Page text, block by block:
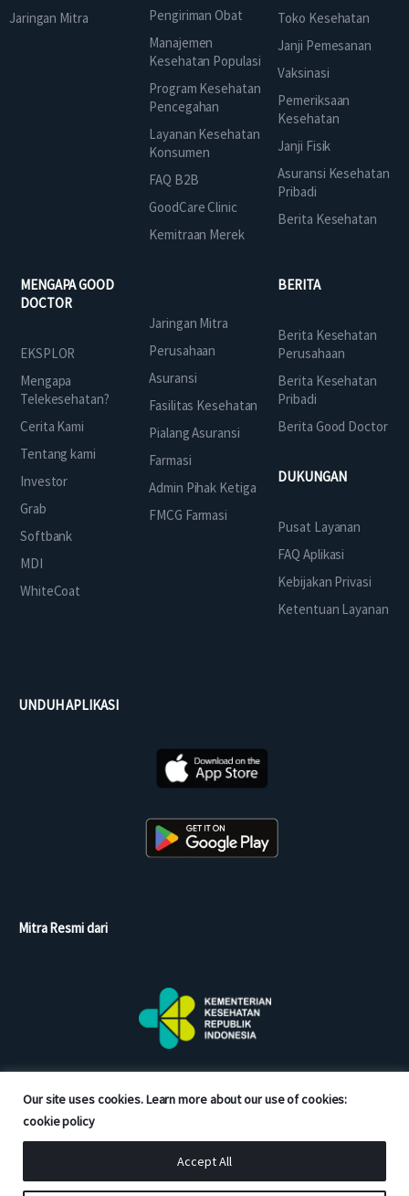
Our site uses cookies. Learn more about our use of cookies:
cookie policy
Accept All
Jaringan Mitra
Pengiriman Obat
Manajemen
Kesehatan Populasi
Program Kesehatan
Pencegahan
Layanan Kesehatan
Konsumen
FAQ B2B
GoodCare Clinic
Kemitraan Merek
Toko Kesehatan
Janji Pemesanan
Vaksinasi
Pemeriksaan
Kesehatan
Janji Fisik
Asuransi Kesehatan
Pribadi
Berita Kesehatan
MENGAPA GOOD
DOCTOR
EKSPLOR
Mengapa
Telekesehatan?
Cerita Kami
Tentang kami
Investor
Grab
Softbank
MDI
WhiteCoat
Jaringan Mitra
Perusahaan
Asuransi
Fasilitas Kesehatan
Pialang Asuransi
Farmasi
Admin Pihak Ketiga
FMCG Farmasi
BERITA
Berita Kesehatan
Perusahaan
Berita Kesehatan
Pribadi
Berita Good Doctor
DUKUNGAN
Pusat Layanan
FAQ Aplikasi
Kebijakan Privasi
Ketentuan Layanan
UNDUH APLIKASI
Mitra Resmi dari
Copyright © 2026 Good Doctor. All rights reserved.